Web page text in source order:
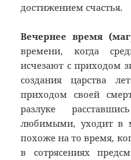
достижением счастья.
Вечернее время
времени, когда
исчезают с приходом
создания царства
приходом своей
разлуке
любимыми, уходит в
похоже на то время,
в сотрясениях